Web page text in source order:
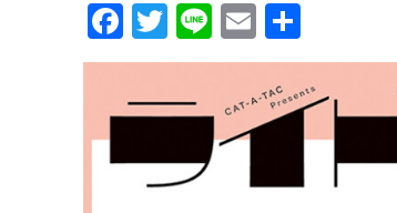
Facebook
TwitterLineEmail
有